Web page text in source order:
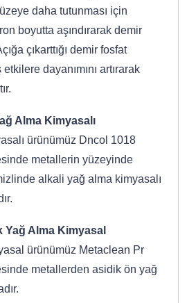
daha tutunması için
boyutta aşındırarak demir
çıkarttığı demir fosfat
dayanımını artırarak
Alma Kimyasalı
ürünümüz Dncol 1018
metallerin yüzeyinde
alkali yağ alma kimyasalı
Yağ Alma Kimyasal
ürünümüz Metaclean Pr
metallerden asidik ön yağ